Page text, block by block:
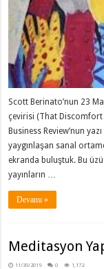
Scott Berinato’nun 23
çevirisi (That Discomfort
Business Review’nun
yaygınlaşan sanal
ekranda buluştuk. Bu
yayınların …
Devamı »
Meditasyon
11/30/2019 0 1,172